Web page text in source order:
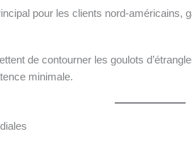
pour les clients nord-américains,
de contourner les goulots
minimale.